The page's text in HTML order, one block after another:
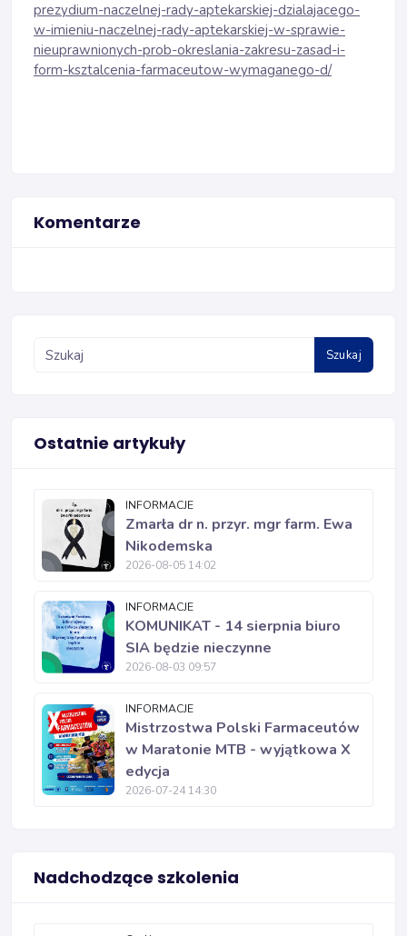
prezydium-naczelnej-rady-aptekarskiej-dzialajacego-
w-imieniu-naczelnej-rady-aptekarskiej-w-sprawie-
nieuprawnionych-prob-okreslania-zakresu-zasad-i-
form-ksztalcenia-farmaceutow-wymaganego-d/
Komentarze
Szukaj
Ostatnie artykuły
INFORMACJE
Zmarła dr n. przyr. mgr farm. Ewa
Nikodemska
2026-08-05 14:02
INFORMACJE
KOMUNIKAT - 14 sierpnia biuro
SIA będzie nieczynne
2026-08-03 09:57
INFORMACJE
Mistrzostwa Polski Farmaceutów
w Maratonie MTB - wyjątkowa X
edycja
2026-07-24 14:30
Nadchodzące szkolenia